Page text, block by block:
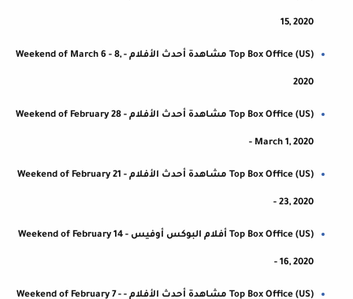
15, 2020
Top Box Office (US) مشاهدة أحدث الأفلام - Weekend of March 6 - 8,
2020
Top Box Office (US) مشاهدة أحدث الأفلام - Weekend of February 28
- March 1, 2020
Top Box Office (US) مشاهدة أحدث الأفلام - Weekend of February 21
- 23, 2020
Top Box Office (US) أفلام البوكس أوفيس - Weekend of February 14
- 16, 2020
Top Box Office (US) مشاهدة أحدث الأفلام - Weekend of February 7 -